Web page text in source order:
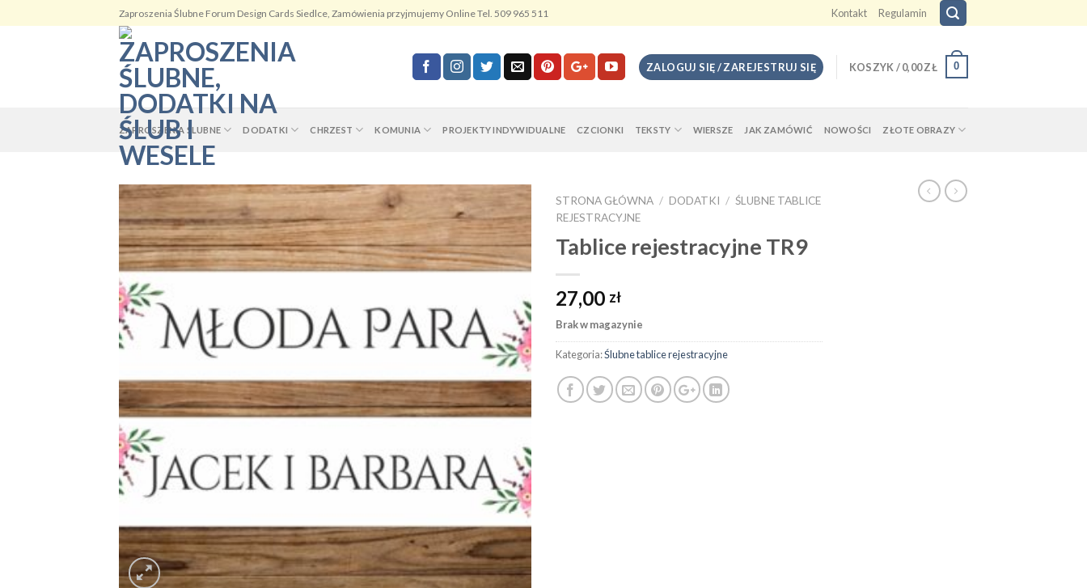
to
Zaproszenia Ślubne Forum Design Cards Siedlce, Zamówienia przyjmujemy Online Tel. 509 965 511 Kontakt Regulamin
ZALOGUJ SIĘ / ZAREJESTRUJ SIĘ KOSZYK /0,00ZŁ 0
ZAPROSZENIA ŚLUBNE DODATKI CHRZEST KOMUNIA PROJEKTY INDYWIDUALNE CZCIONKI TEKSTY WIERSZE JAK ZAMÓWIĆ NOWOŚCI ZŁOTE OBRAZY
STRONA GŁÓWNA / DODATKI / ŚLUBNE TABLICE
REJESTRACYJNE
Tablice rejestracyjne TR9
27,00 zł
Brak w magazynie
Kategoria:Ślubne tablice rejestracyjne